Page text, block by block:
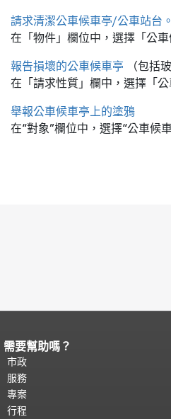
請求清潔公車候車亭/公車站台。
在「物件」欄位中，選擇「公
報告損壞的公車候車亭 （包括
在「請求性質」欄中，選擇「
舉報公車候車亭上的塗鴉
在“對象”欄位中，選擇“公車候
頁面內容結束。
都會重複顯示。
需要幫助嗎？
市政
服務
專案
行程